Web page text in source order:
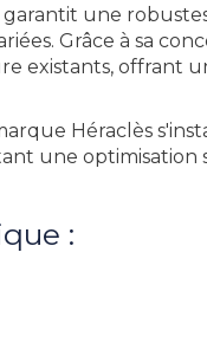
une
Grâce à sa
existants, offrant
Héraclès
une optimisation
: